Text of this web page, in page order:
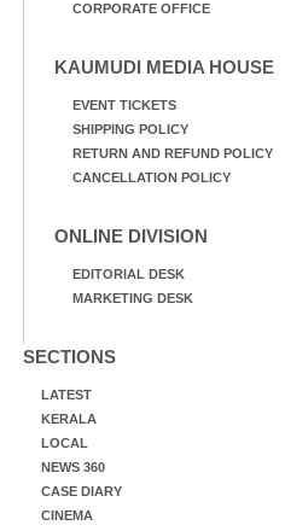
CORPORATE OFFICE
KAUMUDI MEDIA HOUSE
EVENT TICKETS
SHIPPING POLICY
RETURN AND REFUND POLICY
CANCELLATION POLICY
ONLINE DIVISION
EDITORIAL DESK
MARKETING DESK
SECTIONS
LATEST
KERALA
LOCAL
NEWS 360
CASE DIARY
CINEMA